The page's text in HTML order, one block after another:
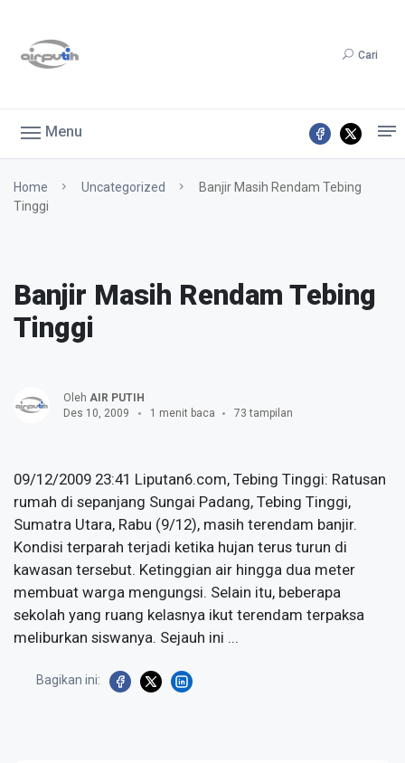
Cari
Menu
Home Uncategorized
Banjir Masih Rendam Tebing
Tinggi
Banjir Masih Rendam Tebing
Tinggi
Oleh AIR PUTIH
Des 10, 2009
1 menit baca 73 tampilan
09/12/2009 23:41 Liputan6.com, Tebing Tinggi: Ratusan
rumah di sepanjang Sungai Padang, Tebing Tinggi,
Sumatra Utara, Rabu (9/12), masih terendam banjir.
Kondisi terparah terjadi ketika hujan terus turun di
kawasan tersebut. Ketinggian air hingga dua meter
membuat warga mengungsi. Selain itu, beberapa
sekolah yang ruang kelasnya ikut terendam terpaksa
meliburkan siswanya. Sejauh ini ...
Bagikan ini: